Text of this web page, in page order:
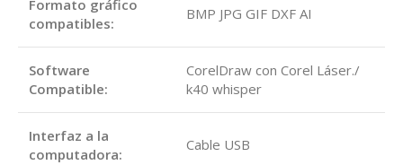
Formato gráfico
compatibles:
BMP JPG GIF DXF AI
Software
Compatible:
CorelDraw con Corel Láser./
k40 whisper
Interfaz a la
computadora:
Cable USB